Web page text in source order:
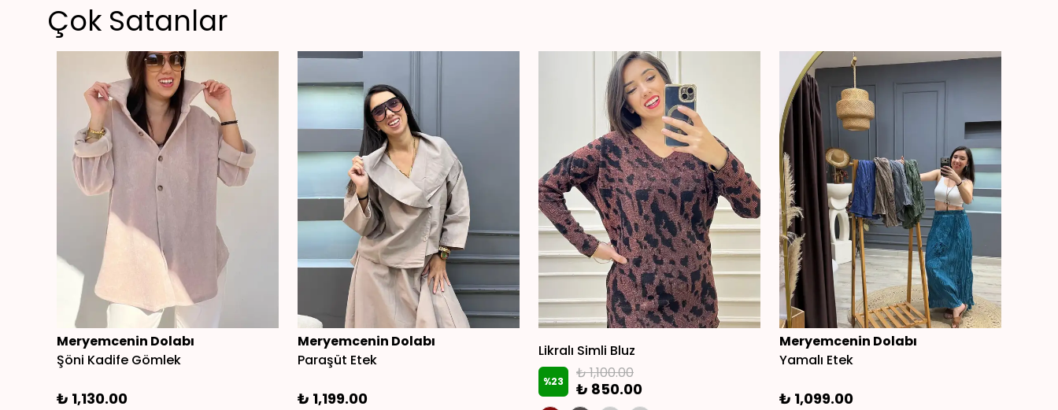
Çok Satanlar
Meryemcenin Dolabı
Şöni Kadife Gömlek
₺ 1,130.00
Meryemcenin Dolabı
Paraşüt Etek
₺ 1,199.00
Likralı Simli Bluz
%23 ₺ 1,100.00
₺ 850.00
Meryemcenin Dolabı
Yamalı Etek
₺ 1,099.00